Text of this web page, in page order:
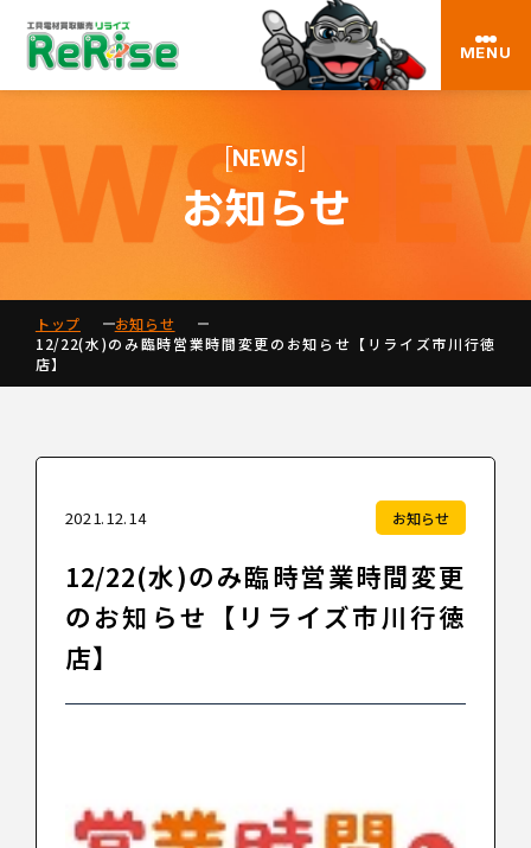
MENU
NEWS
お知らせ
トップ
お知らせ
12/22(水)のみ臨時営業時間変更のお知らせ【リライズ市川行徳
店】
お知らせ
2021.12.14
12/22(水)のみ臨時営業時間変更
のお知らせ【リライズ市川行徳
店】